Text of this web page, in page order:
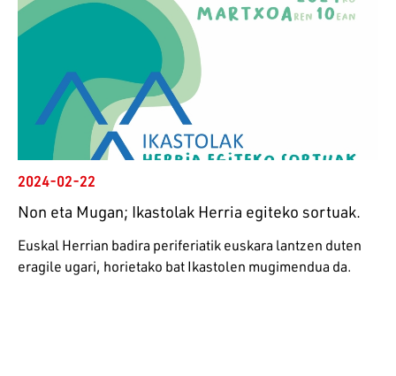
2024-02-22
Non eta Mugan; Ikastolak Herria egiteko sortuak.
Euskal Herrian badira periferiatik euskara lantzen duten
eragile ugari, horietako bat Ikastolen mugimendua da.